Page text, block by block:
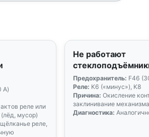
А)
реле или
мусор)
реле,
Не работают
Предохранитель: F46
Реле: K6 («минус»), K8
Причина: Окисление
заклинивание механизма
Диагностика: